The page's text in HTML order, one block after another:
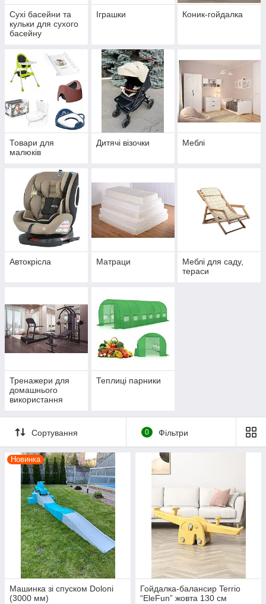
Сухі басейни та
кульки для сухого
басейну
Іграшки Коник-гойдалка
Товари для
малюків
Дитячі візочки Меблі
Автокрісла Матраци
Меблі для саду,
тераси
Тренажери для
домашнього
використання
Теплиці парники
Сортування 0 Фільтри
Новинка
Машинка зі спуском Doloni
(3000 мм)
Гойдалка-балансир Terrio
“EleFun” жовта 130 см